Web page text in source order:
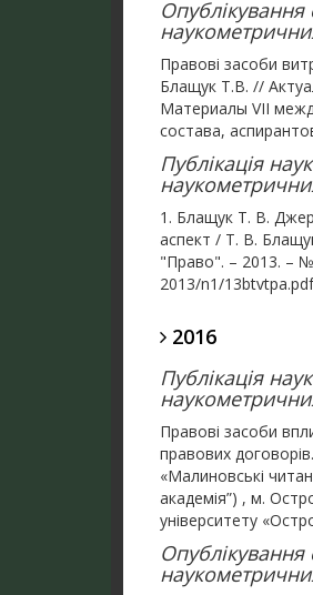
Опублікування
Правові засоби
Блащук Т.В. //
Материалы VIІ
состава,
Публікація
1. Блащук Т. В.
аспект / Т. В.
"Право". – 2013. –
2013/n1/
2016
Публікація
Правові засоби
правових
«Малиновські
академія”) , м.
університету
Опублікування